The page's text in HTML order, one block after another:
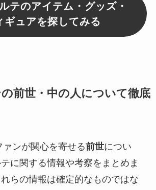
テのアイテム・グッズ・
ギュアを探してみる
前世・中の人について徹底
ンが関心を寄せる前世につい
に関する情報や考察をまとめま
らの情報は確定的なものではな